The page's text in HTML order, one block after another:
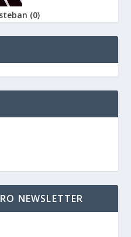
(0)
NEWSLETTER